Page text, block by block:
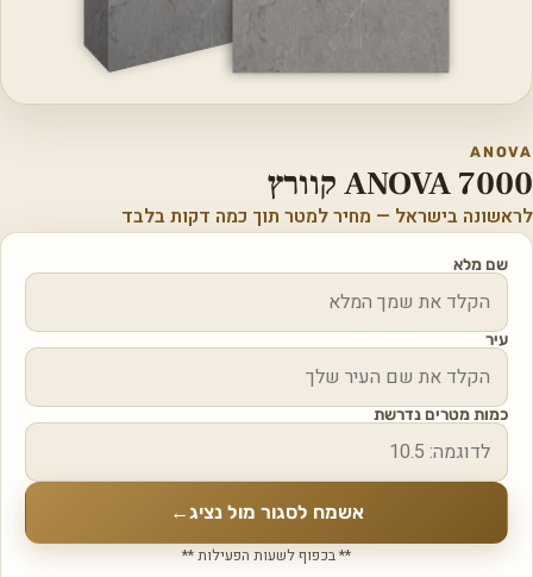
ANOVA
ANOVA 7000 קוורץ
לראשונה בישראל — מחיר למטר תוך כמה דקות בלבד
שם מלא
עיר
כמות מטרים נדרשת
אשמח לסגור מול נציג←
** בכפוף לשעות הפעילות **